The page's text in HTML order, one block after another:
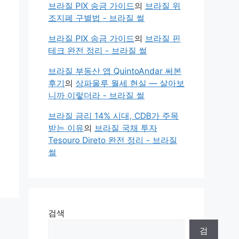
브라질 PIX 송금 가이드의 브라질 위
조지폐 구별법 - 브라질 썰
브라질 PIX 송금 가이드의 브라질 핀
테크 완전 정리 - 브라질 썰
브라질 부동산 앱 QuintoAndar 써본
후기 의 상파울루 월세 현실 — 살아보
니까 이렇더라 - 브라질 썰
브라질 금리 14% 시대, CDB가 주목
받는 이유의 브라질 국채 투자
Tesouro Direto 완전 정리 - 브라질
썰
검색
검